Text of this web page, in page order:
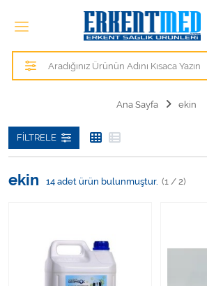
Tüm Kategoriler
Alezler
Hasta Bakım Ürünleri
Hastane Mobilyaları
Ana Sayfa ekin
FILTRELE
ekin 14 adet ürün bulunmuştur. (1 / 2)